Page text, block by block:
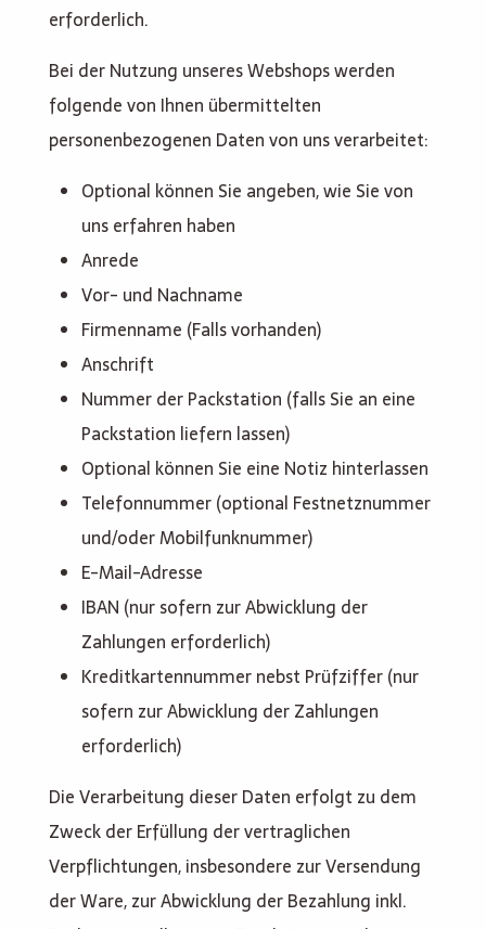
erforderlich.
Bei der Nutzung unseres Webshops werden
folgende von Ihnen übermittelten
personenbezogenen Daten von uns verarbeitet:
Optional können Sie angeben, wie Sie von
uns erfahren haben
Anrede
Vor- und Nachname
Firmenname (Falls vorhanden)
Anschrift
Nummer der Packstation (falls Sie an eine
Packstation liefern lassen)
Optional können Sie eine Notiz hinterlassen
Telefonnummer (optional Festnetznummer
und/oder Mobilfunknummer)
E-Mail-Adresse
IBAN (nur sofern zur Abwicklung der
Zahlungen erforderlich)
Kreditkartennummer nebst Prüfziffer (nur
sofern zur Abwicklung der Zahlungen
erforderlich)
Die Verarbeitung dieser Daten erfolgt zu dem
Zweck der Erfüllung der vertraglichen
Verpflichtungen, insbesondere zur Versendung
der Ware, zur Abwicklung der Bezahlung inkl.